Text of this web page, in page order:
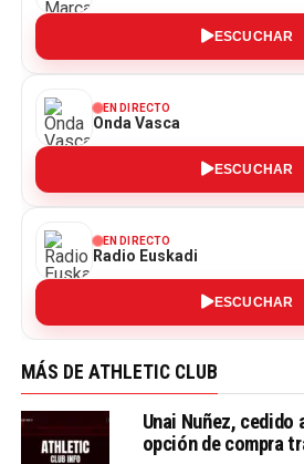
ESCUCHAR
EN DIRECTO
Onda Vasca
ESCUCHAR
EN DIRECTO
Radio Euskadi
ESCUCHAR
MÁS DE ATHLETIC CLUB
Unai Nuñez, cedido
opción de compra